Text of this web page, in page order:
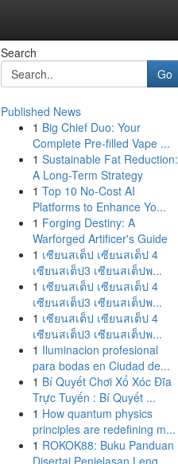
Search
Go
Published News
1 Big Chief Duo: Your
Complete Pre-filled Vape ...
1 Sustainable Fat Reduction:
A Long-Term Strategy
1 Top 10 No-Cost AI
Platforms to Enhance Yo...
1 Forging Destiny: A
Warforged Artificer's Guide
1 เซียนสเต็ป เซียนสเต็ป 4
เซียนสเต็ป3 เซียนสเต็ปพ...
1 เซียนสเต็ป เซียนสเต็ป 4
เซียนสเต็ป3 เซียนสเต็ปพ...
1 เซียนสเต็ป เซียนสเต็ป 4
เซียนสเต็ป3 เซียนสเต็ปพ...
1 Iluminacion profesional
para bodas en Ciudad de...
1 Bí Quyết Chơi Xổ Xóc Đĩa
Trực Tuyến : Bí Quyết ...
1 How quantum physics
principles are redefining m...
1 ROKOK88: Buku Panduan
Disertai Penjelasan Leng...